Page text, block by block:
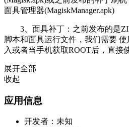
面具管理器(MagiskManager.apk)
3、面具补丁：之前发布的是
脚本和面具运行文件，我们需要 使
入或者当手机获取ROOT后，直接
展开全部
收起
应用信息
开发者： 未知